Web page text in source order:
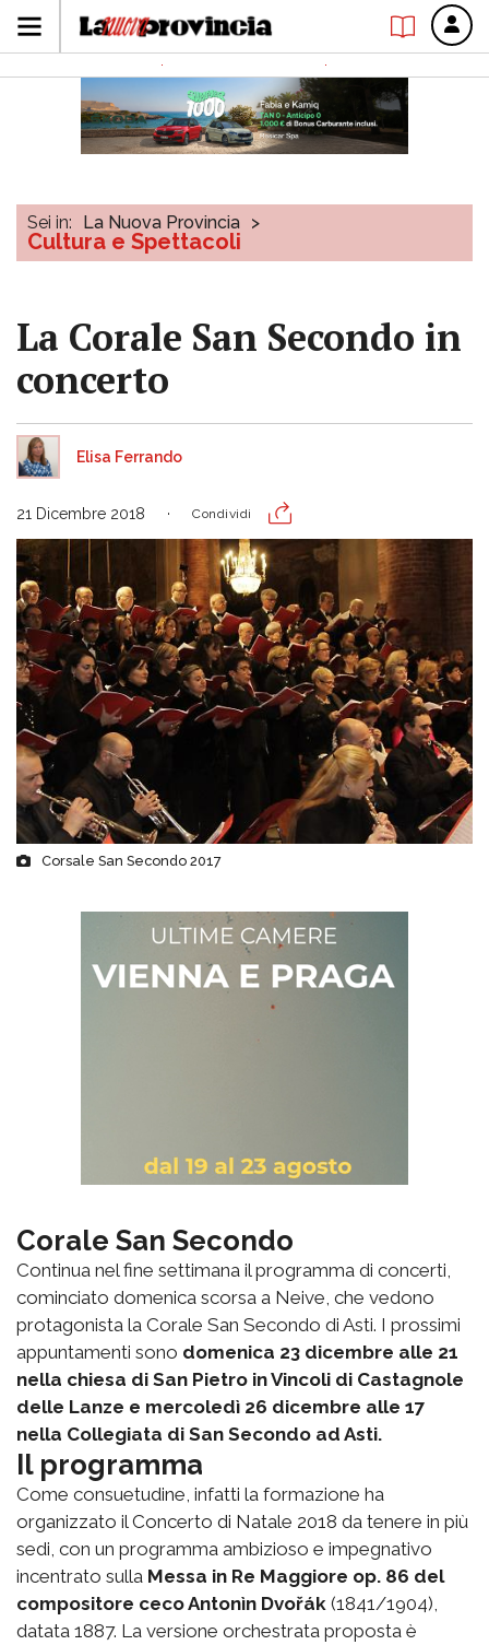
Sei in: La Nuova Provincia >
Cultura e Spettacoli
La Corale San Secondo in
concerto
Elisa Ferrando
21 Dicembre 2018 Condividi
Corsale San Secondo 2017
Corale San Secondo
Continua nel fine settimana il programma di concerti,
cominciato domenica scorsa a Neive, che vedono
protagonista la Corale San Secondo di Asti. I prossimi
appuntamenti sono domenica 23 dicembre alle 21
nella chiesa di San Pietro in Vincoli di Castagnole
delle Lanze e mercoledì 26 dicembre alle 17
nella Collegiata di San Secondo ad Asti.
Il programma
Come consuetudine, infatti la formazione ha
organizzato il Concerto di Natale 2018 da tenere in più
sedi, con un programma ambizioso e impegnativo
incentrato sulla Messa in Re Maggiore op. 86 del
compositore ceco Antonìn Dvořák (1841/1904),
datata 1887. La versione orchestrata proposta è